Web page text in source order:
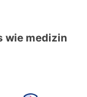
wie medizin